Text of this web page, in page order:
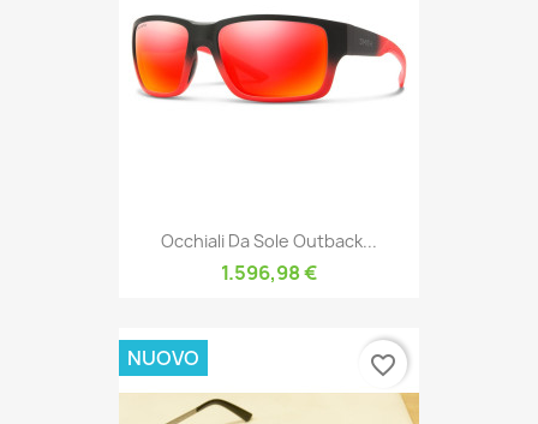
Occhiali Da Sole Outback...
1.596,98 €
NUOVO favorite_border